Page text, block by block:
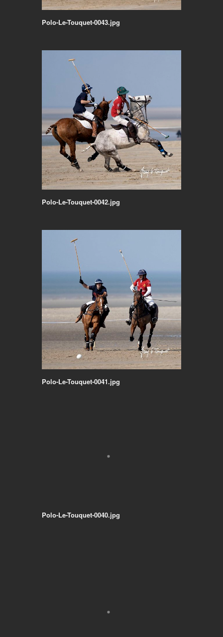
Polo-Le-Touquet-0043.jpg
Polo-Le-Touquet-0042.jpg
Polo-Le-Touquet-0041.jpg
Polo-Le-Touquet-0040.jpg